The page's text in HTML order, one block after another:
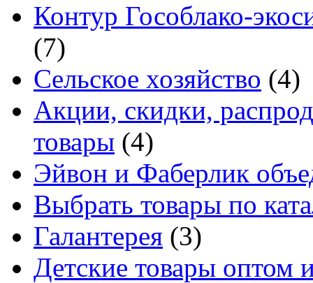
Контур Гособлако-
(7)
Сельское хозяйство (4)
Акции, скидки,
товары (4)
Эйвон и Фаберлик
Выбрать товары по
Галантерея (3)
Детские товары оптом